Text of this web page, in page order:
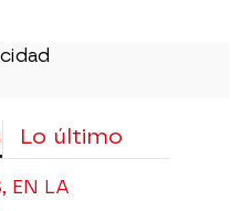
Lo último
EN LA